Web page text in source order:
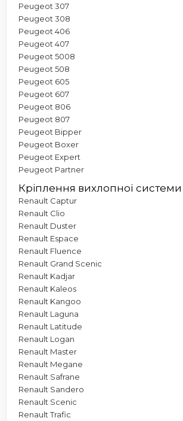
Peugeot 307
Peugeot 308
Peugeot 406
Peugeot 407
Peugeot 5008
Peugeot 508
Peugeot 605
Peugeot 607
Peugeot 806
Peugeot 807
Peugeot Bipper
Peugeot Boxer
Peugeot Expert
Peugeot Partner
Кріплення вихлопної
Renault Captur
Renault Clio
Renault Duster
Renault Espace
Renault Fluence
Renault Grand Scenic
Renault Kadjar
Renault Kaleos
Renault Kangoo
Renault Laguna
Renault Latitude
Renault Logan
Renault Master
Renault Megane
Renault Safrane
Renault Sandero
Renault Scenic
Renault Trafic